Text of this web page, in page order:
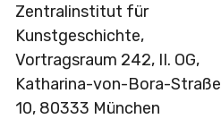
Zentralinstitut für
Kunstgeschichte,
Vortragsraum 242, II. OG,
Katharina-von-Bora-Straße
10, 80333 München